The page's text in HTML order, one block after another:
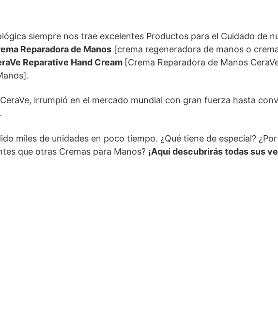
siempre nos trae excelentes Productos para el Cuidado de
Reparadora de Manos [crema regeneradora de manos o
Reparative Hand Cream [Crema Reparadora de Manos
irrumpió en el mercado mundial con gran fuerza hasta
miles de unidades en poco tiempo. ¿Qué tiene de especial?
que otras Cremas para Manos? ¡Aquí descubrirás todas sus